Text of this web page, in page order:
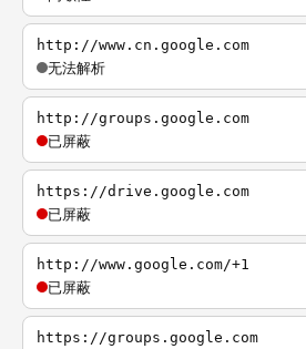
http://www.cn.google.com
无法解析
http://groups.google.com
已屏蔽
https://drive.google.com
已屏蔽
http://www.google.com/+1
已屏蔽
https://groups.google.com